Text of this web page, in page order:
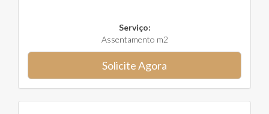
Serviço:
Assentamento m2
Solicite Agora